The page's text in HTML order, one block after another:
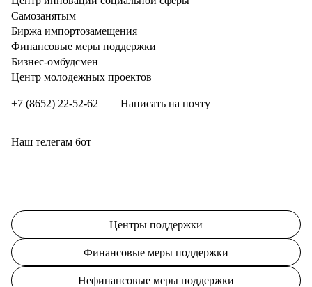
Cамозанятым
Биржа импортозамещения
Финансовые меры поддержки
Бизнес-омбудсмен
Центр молодежных проектов
+7 (8652) 22-52-62 Написать на почту
Наш телегам бот
Центры поддержки
Финансовые меры поддержки
Нефинансовые меры поддержки